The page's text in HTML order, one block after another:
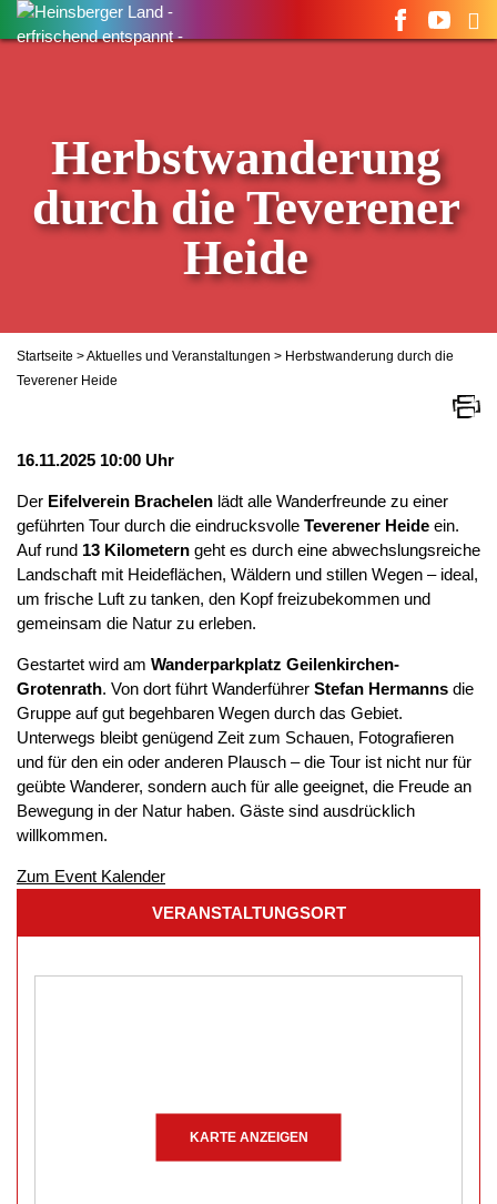
Suchen
nach:
Herbstwanderung
durch die Teverener
Heide
Startseite >Aktuelles und Veranstaltungen > Herbstwanderung durch die
Teverener Heide
16.11.2025 10:00 Uhr
Der Eifelverein Brachelen lädt alle Wanderfreunde zu einer
geführten Tour durch die eindrucksvolle Teverener Heide ein.
Auf rund 13 Kilometern geht es durch eine abwechslungsreiche
Landschaft mit Heideflächen, Wäldern und stillen Wegen – ideal,
um frische Luft zu tanken, den Kopf freizubekommen und
gemeinsam die Natur zu erleben.
Gestartet wird am Wanderparkplatz Geilenkirchen-
Grotenrath. Von dort führt Wanderführer Stefan Hermanns die
Gruppe auf gut begehbaren Wegen durch das Gebiet.
Unterwegs bleibt genügend Zeit zum Schauen, Fotografieren
und für den ein oder anderen Plausch – die Tour ist nicht nur für
geübte Wanderer, sondern auch für alle geeignet, die Freude an
Bewegung in der Natur haben. Gäste sind ausdrücklich
willkommen.
Zum Event Kalender
VERANSTALTUNGSORT
KARTE ANZEIGEN